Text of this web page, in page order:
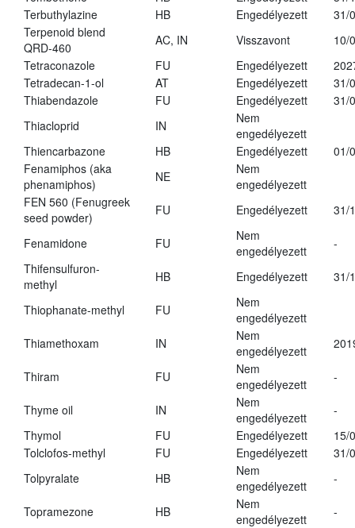
Terbuthylazine
HB Engedélyezett
31/
Terpenoid blend
QRD-460
AC, IN Visszavont
10/
Tetraconazole
FU Engedélyezett
Tetradecan-1-ol
AT Engedélyezett
31/
Thiabendazole
FU Engedélyezett
31/
Thiacloprid
IN
Nem
engedélyezett
Thiencarbazone
HB Engedélyezett
01/
Fenamiphos (aka
phenamiphos)
NE
Nem
engedélyezett
FEN 560 (Fenugreek
seed powder)
FU Engedélyezett 31/
Fenamidone FU
Nem
engedélyezett
-
Thifensulfuron-
methyl
HB Engedélyezett 31/
Thiophanate-methyl FU
Nem
engedélyezett
Thiamethoxam
IN
Nem
engedélyezett
Thiram FU
Nem
engedélyezett
-
Thyme oil IN
Nem
engedélyezett
-
Thymol
FU Engedélyezett
15/
Tolclofos-methyl
FU Engedélyezett
31/
Tolpyralate
HB
Nem
engedélyezett
-
Topramezone HB
Nem
engedélyezett
-